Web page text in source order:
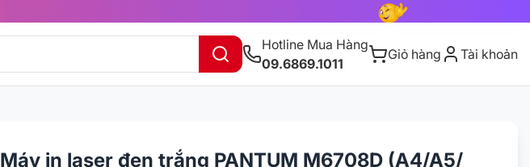
Hotline Mua Hàng
09.6869.1011
Giỏ hàng Tài khoản
Máy in laser đen trắng PANTUM M6708D (A4/A5/